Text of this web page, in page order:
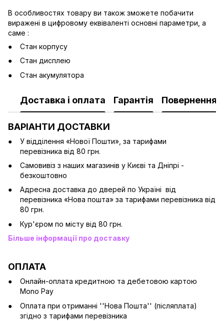
В особливостях товару ви також зможете побачити
виражені в цифровому еквіваленті основні параметри, а
саме :
Стан корпусу
Стан дисплею
Стан акумулятора
Доставка і оплата Гарантія Повернення
ВАРІАНТИ ДОСТАВКИ
У відділення «Нової Пошти», за тарифами
перевізника від 80 грн.
Cамовивіз з наших магазинів у Києві та Дніпрі -
безкоштовно
Адресна доставка до дверей по Україні від
перевізника «Нова пошта» за тарифами перевізника від
80 грн.
Кур'єром по місту від 80 грн.
Більше інформації про доставку
ОПЛАТА
Онлайн-оплата кредитною та дебетовою картою
Mono Pay
Оплата при отриманні ''Нова Пошта'' (післяплата)
згідно з тарифами перевізника